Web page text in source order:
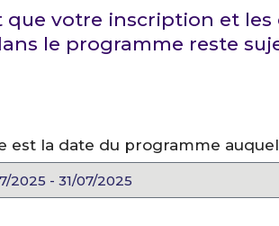
votre inscription et
le programme reste
est la date du programme